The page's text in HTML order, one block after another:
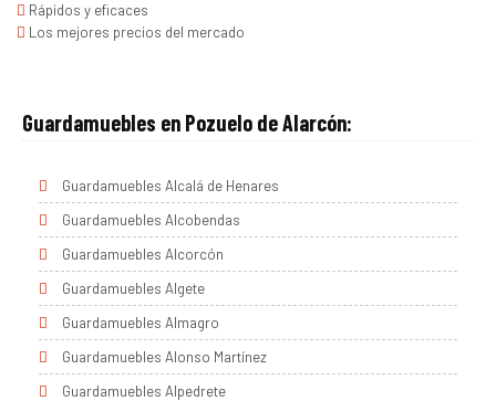
Rápidos y eficaces
Los mejores precios del mercado
Guardamuebles en Pozuelo de Alarcón:
Guardamuebles Alcalá de Henares
Guardamuebles Alcobendas
Guardamuebles Alcorcón
Guardamuebles Algete
Guardamuebles Almagro
Guardamuebles Alonso Martínez
Guardamuebles Alpedrete